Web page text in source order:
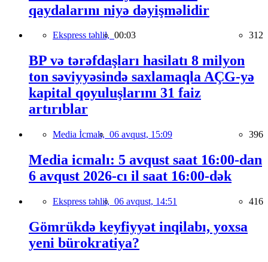
qaydalarını niyə dəyişməlidir
Ekspress təhlil, 00:03 312
BP və tərəfdaşları hasilatı 8 milyon
ton səviyyəsində saxlamaqla AÇG-yə
kapital qoyuluşlarını 31 faiz
artırıblar
Media İcmalı, 06 avqust, 15:09 396
Media icmalı: 5 avqust saat 16:00-dan
6 avqust 2026-cı il saat 16:00-dək
Ekspress təhlil, 06 avqust, 14:51 416
Gömrükdə keyfiyyət inqilabı, yoxsa
yeni bürokratiya?